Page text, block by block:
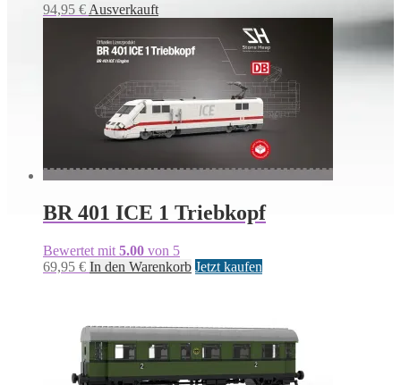
94,95 € Ausverkauft
BR 401 ICE 1 Triebkopf
Bewertet mit 5.00 von 5
69,95 € In den Warenkorb Jetzt kaufen